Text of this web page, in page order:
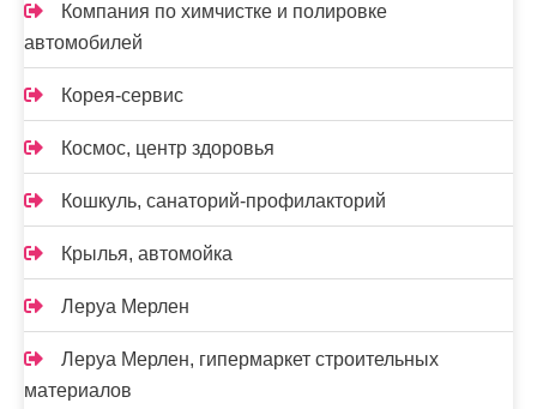
Компания по химчистке и полировке
автомобилей
Корея-сервис
Космос, центр здоровья
Кошкуль, санаторий-профилакторий
Крылья, автомойка
Леруа Мерлен
Леруа Мерлен, гипермаркет строительных
материалов